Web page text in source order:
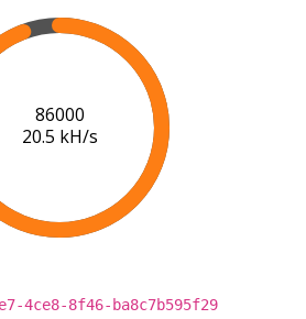
86000
20.5 kH/s
4ce8-8f46-ba8c7b595f29